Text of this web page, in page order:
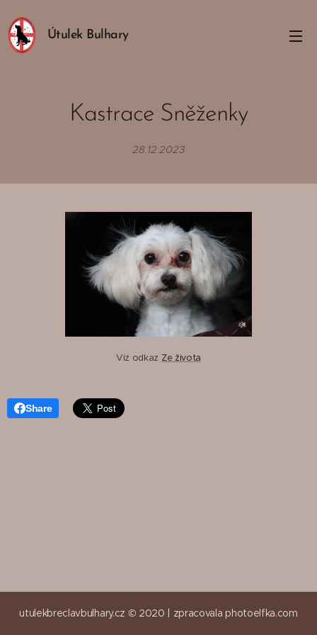
Útulek Bulhary
Kastrace Sněženky
28.12.2023
Viz odkaz Ze života
Share
utulekbreclavbulhary.cz © 2020 | zpracovala photoelfka.com